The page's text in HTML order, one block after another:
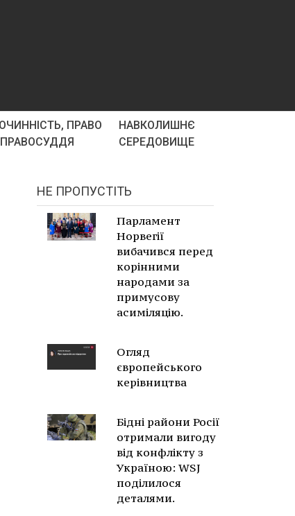
ПРАВО
НАВКОЛИШНЄ
СЕРЕДОВИЩЕ
НЕ ПРОПУСТІТЬ
Парламент
Норвегії
вибачився перед
корінними
народами за
примусову
асиміляцію.
Огляд
європейського
керівництва
Бідні райони Росії
отримали вигоду
від конфлікту з
Україною: WSJ
поділилося
деталями.